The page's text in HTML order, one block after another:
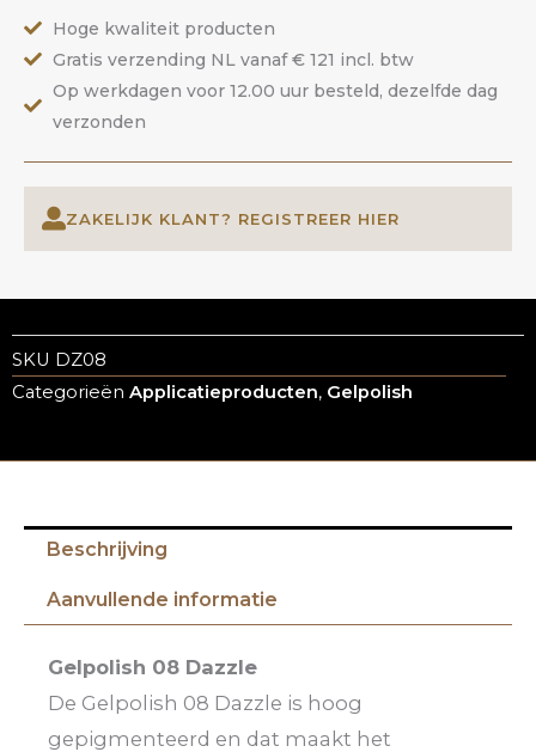
Hoge kwaliteit producten
Gratis verzending NL vanaf € 121 incl. btw
Op werkdagen voor 12.00 uur besteld, dezelfde dag
verzonden
ZAKELIJK KLANT? REGISTREER HIER
SKU DZ08
Categorieën Applicatieproducten, Gelpolish
Beschrijving
Aanvullende informatie
Gelpolish 08 Dazzle
De Gelpolish 08 Dazzle is hoog
gepigmenteerd en dat maakt het